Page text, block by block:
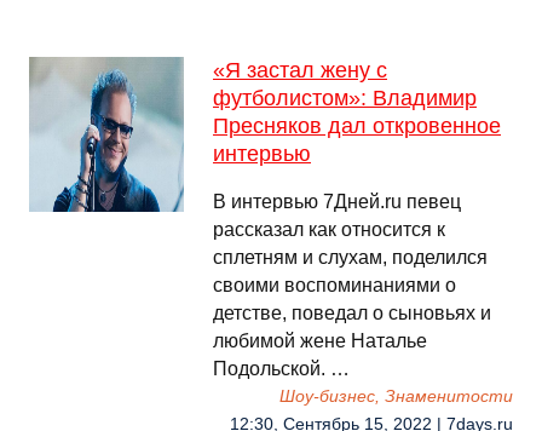
«Я застал жену с
футболистом»: Владимир
Пресняков дал откровенное
интервью
В интервью 7Дней.ru певец
рассказал как относится к
сплетням и слухам, поделился
своими воспоминаниями о
детстве, поведал о сыновьях и
любимой жене Наталье
Подольской. …
Шоу-бизнес, Знаменитости
12:30, Сентябрь 15, 2022 | 7days.ru